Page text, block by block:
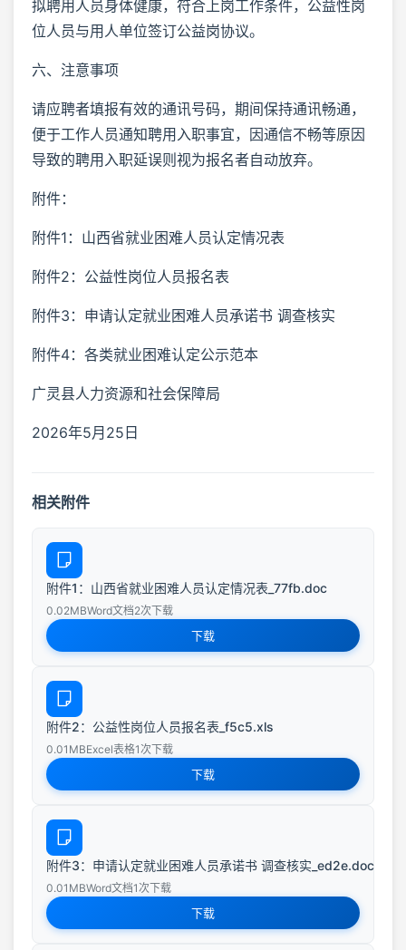
拟聘用人员身体健康，符合上岗工作条件，公益性岗
位人员与用人单位签订公益岗协议。
六、注意事项
请应聘者填报有效的通讯号码，期间保持通讯畅通，
便于工作人员通知聘用入职事宜，因通信不畅等原因
导致的聘用入职延误则视为报名者自动放弃。
附件：
附件1：山西省就业困难人员认定情况表
附件2：公益性岗位人员报名表
附件3：申请认定就业困难人员承诺书 调查核实
附件4：各类就业困难认定公示范本
广灵县人力资源和社会保障局
2026年5月25日
相关附件
附件1：山西省就业困难人员认定情况表_77fb.doc
0.02MBWord文档2次下载
下载
附件2：公益性岗位人员报名表_f5c5.xls
0.01MBExcel表格1次下载
下载
附件3：申请认定就业困难人员承诺书 调查核实_ed2e.doc
0.01MBWord文档1次下载
下载